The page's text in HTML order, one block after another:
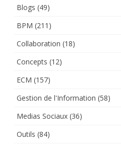
Blogs (49)
BPM (211)
Collaboration (18)
Concepts (12)
ECM (157)
Gestion de l'Information (58)
Medias Sociaux (36)
Outils (84)